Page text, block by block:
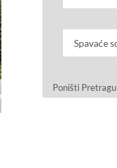
Poništi Pretragu